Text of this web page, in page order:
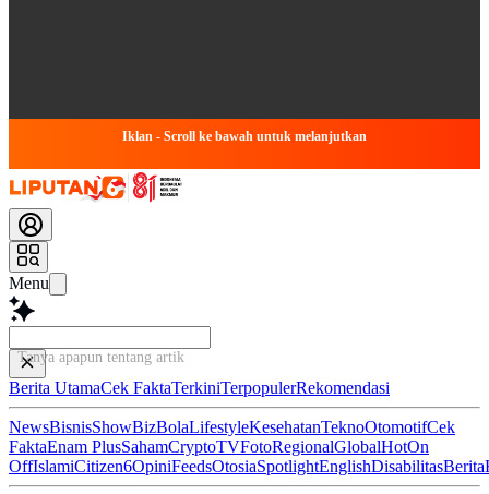
Iklan - Scroll ke bawah untuk melanjutkan
Menu
Tanya apapun tentang artikel ini...
Berita UtamaCek FaktaTerkiniTerpopulerRekomendasi
NewsBisnisShowBizBolaLifestyleKesehatanTeknoOtomotifCek
FaktaEnam PlusSahamCryptoTVFotoRegionalGlobalHotOn
OffIslamiCitizen6OpiniFeedsOtosiaSpotlightEnglishDisabilitasBerita